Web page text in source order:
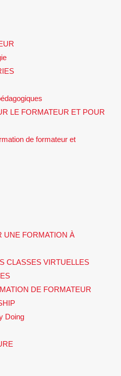
LE FORMATEUR ET POUR
de formateur et
UNE FORMATION À
CLASSES VIRTUELLES
DE FORMATEUR
Doing